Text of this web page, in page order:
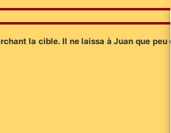
la cible. Il ne laissa à Juan que peu